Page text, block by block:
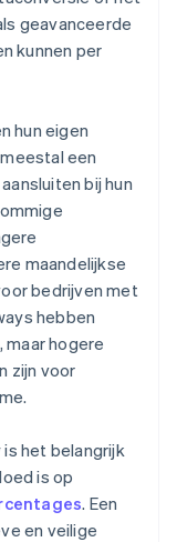
geavanceerde
kunnen per
hun eigen
een
bij hun
maandelijkse
bedrijven met
hebben
hogere
zijn voor
het belangrijk
is op
. Een
en veilige